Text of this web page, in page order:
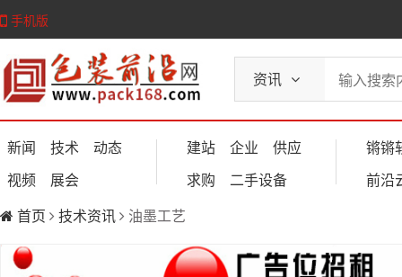
手机版
资讯
新闻 技术
动态
视频
展会
建站 企业
供应
求购
二手设备
锵锵
前沿
首页
技术资讯 油墨工艺